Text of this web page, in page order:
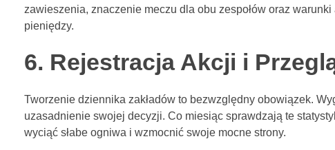
zawieszenia, znaczenie meczu dla obu zespołów oraz
pieniędzy.
6. Rejestracja Akcji i
Tworzenie dziennika zakładów to bezwzględny obowiązek.
uzasadnienie swojej decyzji. Co miesiąc sprawdzają te
wyciąć słabe ogniwa i wzmocnić swoje mocne strony.